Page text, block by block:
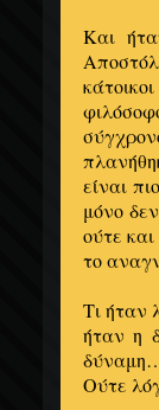
Και
είναι
μόνο
ούτε
το
Τι ήταν
ήταν η
Ούτε